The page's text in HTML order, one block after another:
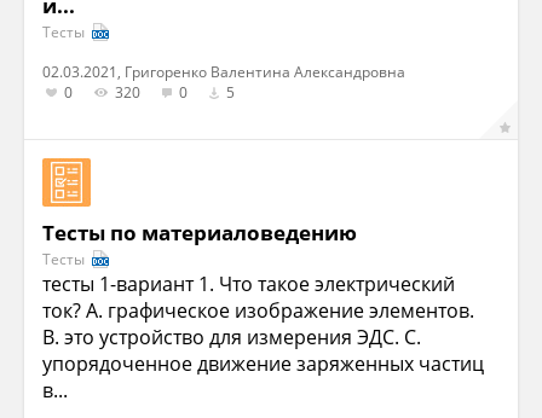
и...
Тесты
02.03.2021, Григоренко Валентина Александровна
0
320 0 5
Тесты по материаловедению
Тесты
тесты 1-вариант 1. Что такое электрический
ток? A. графическое изображение элементов.
B. это устройство для измерения ЭДС. C.
упорядоченное движение заряженных частиц
в...